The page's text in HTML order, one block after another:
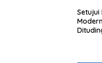
Setujui